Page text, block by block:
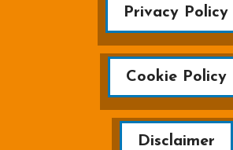
Privacy Policy
Cookie Policy
Disclaimer